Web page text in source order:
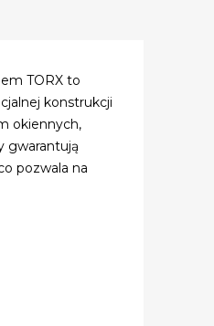
TORX to
konstrukcji
okiennych,
gwarantują
pozwala na